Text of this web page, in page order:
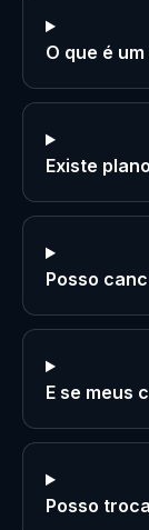
O que é
Existe
Posso
E se meus
Posso